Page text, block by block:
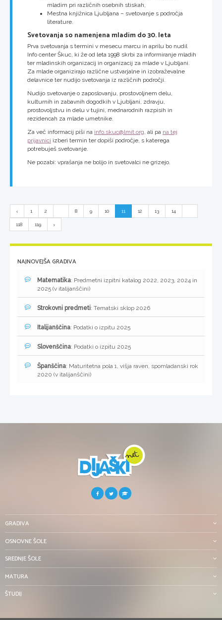
mladim pri različnih osebnih stiskah,
Mestna knjižnica Ljubljana – svetovanje s področja
literature.
Svetovanja so namenjena mladim do 30. leta
Prva svetovanja s termini v mesecu marcu in aprilu bo nudil
Info center Škuc, ki že od leta 1998 skrbi za informiranje mladih
ter mladinskih organizacij in organizacij za mlade v Ljubljani.
Za mlade organizirajo različne ustvarjalne in izobraževalne
delavnice ter nudijo svetovanja iz različnih področji.
Nudijo svetovanje o zaposlovanju, prostovoljnem delu,
kulturnih in zabavnih dogodkih v Ljubljani, zdravju,
prostovoljstvu in delu v tujini, mednarodnih razpisih in
rezidencah za mlade umetnike.
Za več informacij piši na info.skuc@lmit.org, ali pa na tej
prijavnici izberi termin ter dopiši področje, s katerega
potrebuješ svetovanje.
Ne pozabi: vprašanja ne bolijo in svetovalci ne grizejo.
1 2 8 9 10 11 12 13 14
118 119
NAJNOVEJŠA GRADIVA
Matematika: Predmetni izpitni katalog 2022, 2023, 2024 in
2025 (v italijanščini)
Strokovni predmeti: Tematski sklop 2026
Italijanščina: Podatki o izpitu 2025
Slovenščina: Podatki o izpitu 2025
Španščina: Maturitetna pola 1, višja raven, spomladanski rok
2020 (v italijanščini)
GRADIVA
OSNOVNE ŠOLE
SREDNJE ŠOLE
MATURA
ŠTUDIJ